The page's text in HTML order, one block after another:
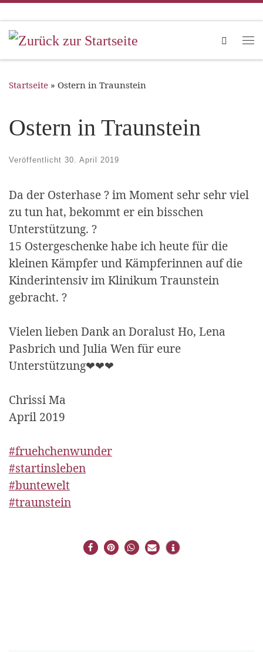
Zum Inhalt springen
Search
Startseite » Ostern in Traunstein
Ostern in Traunstein
Veröffentlicht 30. April 2019
Da der Osterhase ? im Moment sehr sehr viel
zu tun hat, bekommt er ein bisschen
Unterstützung. ?
15 Ostergeschenke habe ich heute für die
kleinen Kämpfer und Kämpferinnen auf die
Kinderintensiv im Klinikum Traunstein
gebracht. ?
Vielen lieben Dank an Doralust Ho, Lena
Pasbrich und Julia Wen für eure
Unterstützung❤❤❤
Chrissi Ma
April 2019
#fruehchenwunder
#startinsleben
#buntewelt
#traunstein